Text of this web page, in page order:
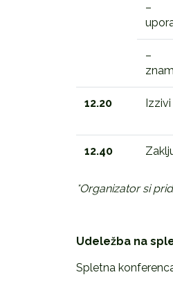
–
–
12.20
12.40
*Organizator si
Udeležba na
Spletna